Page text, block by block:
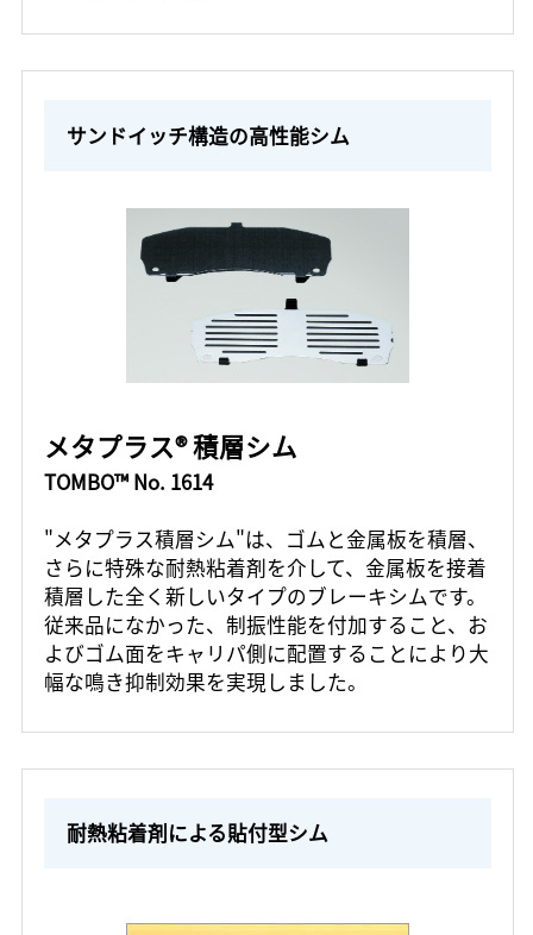
サンドイッチ構造の高性能シム
メタプラス® 積層シム
TOMBO™ No. 1614
"メタプラス積層シム"は、ゴムと金属板を積層、
さらに特殊な耐熱粘着剤を介して、金属板を接着
積層した全く新しいタイプのブレーキシムです。
従来品になかった、制振性能を付加すること、お
よびゴム面をキャリパ側に配置することにより大
幅な鳴き抑制効果を実現しました。
耐熱粘着剤による貼付型シム